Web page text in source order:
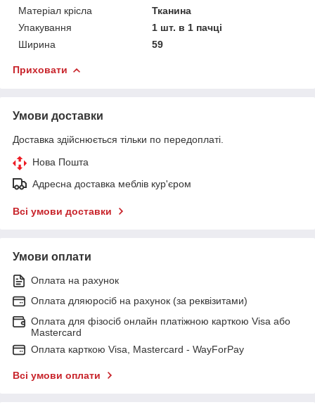
Матеріал крісла
Тканина
Упакування
1 шт. в 1 пачці
Ширина
59
Приховати
Умови доставки
Доставка здійснюється тільки по передоплаті.
Нова Пошта
Адресна доставка меблів кур'єром
Всі умови доставки
Умови оплати
Оплата на рахунок
Оплата дляюросіб на рахунок (за реквізитами)
Оплата для фізосіб онлайн платіжною карткою Visa або
Mastercard
Оплата карткою Visa, Mastercard - WayForPay
Всі умови оплати